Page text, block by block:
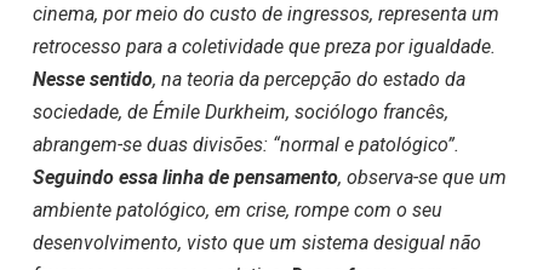
cinema, por meio do custo de ingressos, representa um
retrocesso para a coletividade que preza por igualdade.
Nesse sentido, na teoria da percepção do estado da
sociedade, de Émile Durkheim, sociólogo francês,
abrangem-se duas divisões: “normal e patológico”.
Seguindo essa linha de pensamento, observa-se que um
ambiente patológico, em crise, rompe com o seu
desenvolvimento, visto que um sistema desigual não